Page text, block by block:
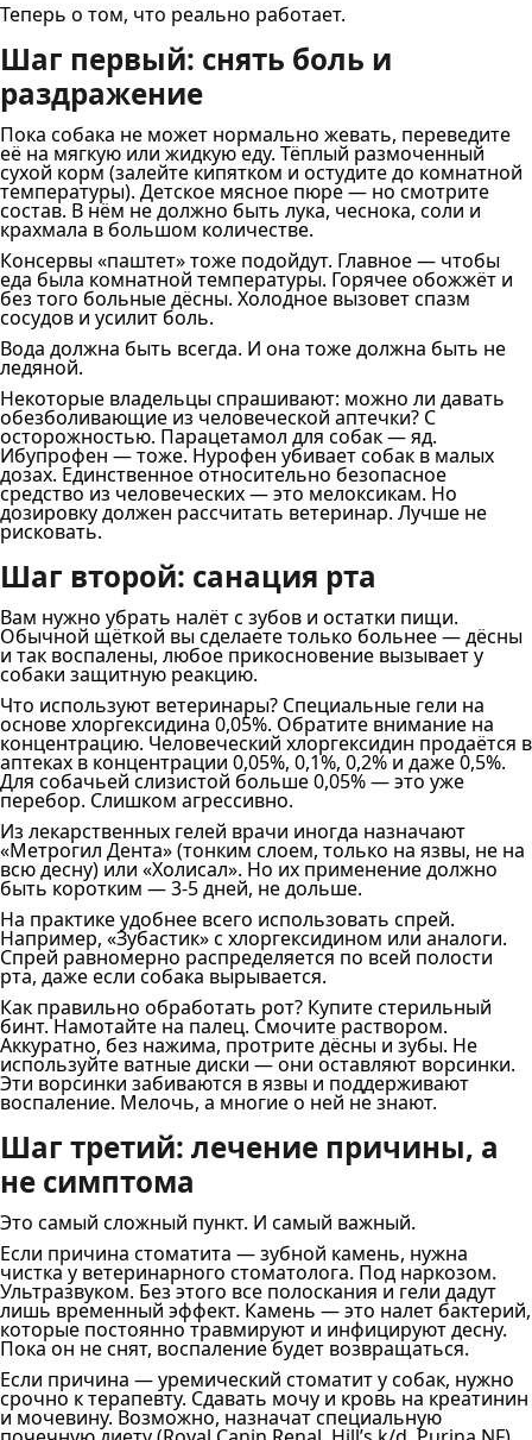
Теперь о том, что реально работает.
Шаг первый: снять боль и
раздражение
Пока собака не может нормально жевать, переведите
её на мягкую или жидкую еду. Тёплый размоченный
сухой корм (залейте кипятком и остудите до комнатной
температуры). Детское мясное пюре — но смотрите
состав. В нём не должно быть лука, чеснока, соли и
крахмала в большом количестве.
Консервы «паштет» тоже подойдут. Главное — чтобы
еда была комнатной температуры. Горячее обожжёт и
без того больные дёсны. Холодное вызовет спазм
сосудов и усилит боль.
Вода должна быть всегда. И она тоже должна быть не
ледяной.
Некоторые владельцы спрашивают: можно ли давать
обезболивающие из человеческой аптечки? С
осторожностью. Парацетамол для собак — яд.
Ибупрофен — тоже. Нурофен убивает собак в малых
дозах. Единственное относительно безопасное
средство из человеческих — это мелоксикам. Но
дозировку должен рассчитать ветеринар. Лучше не
рисковать.
Шаг второй: санация рта
Вам нужно убрать налёт с зубов и остатки пищи.
Обычной щёткой вы сделаете только больнее — дёсны
и так воспалены, любое прикосновение вызывает у
собаки защитную реакцию.
Что используют ветеринары? Специальные гели на
основе хлоргексидина 0,05%. Обратите внимание на
концентрацию. Человеческий хлоргексидин продаётся в
аптеках в концентрации 0,05%, 0,1%, 0,2% и даже 0,5%.
Для собачьей слизистой больше 0,05% — это уже
перебор. Слишком агрессивно.
Из лекарственных гелей врачи иногда назначают
«Метрогил Дента» (тонким слоем, только на язвы, не на
всю десну) или «Холисал». Но их применение должно
быть коротким — 3-5 дней, не дольше.
На практике удобнее всего использовать спрей.
Например, «Зубастик» с хлоргексидином или аналоги.
Спрей равномерно распределяется по всей полости
рта, даже если собака вырывается.
Как правильно обработать рот? Купите стерильный
бинт. Намотайте на палец. Смочите раствором.
Аккуратно, без нажима, протрите дёсны и зубы. Не
используйте ватные диски — они оставляют ворсинки.
Эти ворсинки забиваются в язвы и поддерживают
воспаление. Мелочь, а многие о ней не знают.
Шаг третий: лечение причины, а
не симптома
Это самый сложный пункт. И самый важный.
Если причина стоматита — зубной камень, нужна
чистка у ветеринарного стоматолога. Под наркозом.
Ультразвуком. Без этого все полоскания и гели дадут
лишь временный эффект. Камень — это налет бактерий,
которые постоянно травмируют и инфицируют десну.
Пока он не снят, воспаление будет возвращаться.
Если причина — уремический стоматит у собак, нужно
срочно к терапевту. Сдавать мочу и кровь на креатинин
и мочевину. Возможно, назначат специальную